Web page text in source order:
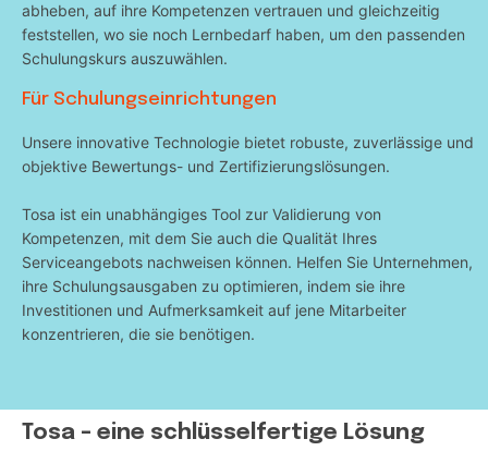
abheben, auf ihre Kompetenzen vertrauen und gleichzeitig
feststellen, wo sie noch Lernbedarf haben, um den passenden
Schulungskurs auszuwählen.
Für Schulungseinrichtungen
Unsere innovative Technologie bietet robuste, zuverlässige und
objektive Bewertungs- und Zertifizierungslösungen.
Tosa ist ein unabhängiges Tool zur Validierung von
Kompetenzen, mit dem Sie auch die Qualität Ihres
Serviceangebots nachweisen können. Helfen Sie Unternehmen,
ihre Schulungsausgaben zu optimieren, indem sie ihre
Investitionen und Aufmerksamkeit auf jene Mitarbeiter
konzentrieren, die sie benötigen.
Tosa – eine schlüsselfertige Lösung